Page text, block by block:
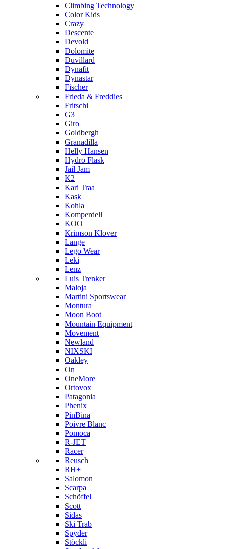
Climbing Technology
Color Kids
Crazy
Descente
Devold
Dolomite
Duvillard
Dynafit
Dynastar
Fischer
Frieda & Freddies
Fritschi
G3
Giro
Goldbergh
Granadilla
Helly Hansen
Hydro Flask
Jail Jam
K2
Kari Traa
Kask
Kohla
Komperdell
KOO
Krimson Klover
Lange
Lego Wear
Leki
Lenz
Luis Trenker
Maloja
Martini Sportswear
Montura
Moon Boot
Mountain Equipment
Movement
Newland
NIXSKI
Oakley
On
OneMore
Ortovox
Patagonia
Phenix
PinBina
Poivre Blanc
Pomoca
R-JET
Racer
Reusch
RH+
Salomon
Scarpa
Schöffel
Scott
Sidas
Ski Trab
Spyder
Stöckli